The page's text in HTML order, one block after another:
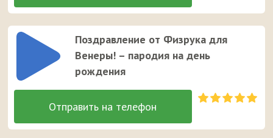
Поздравление от Физрука для
Венеры! – пародия на день
рождения